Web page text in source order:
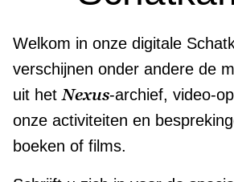
Welkom in onze digitale
verschijnen onder andere de
uit het Nexus-archief, video-
onze activiteiten en
boeken of films.